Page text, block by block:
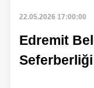
22.05.2026 17:00:00
Edremit
Seferberliği